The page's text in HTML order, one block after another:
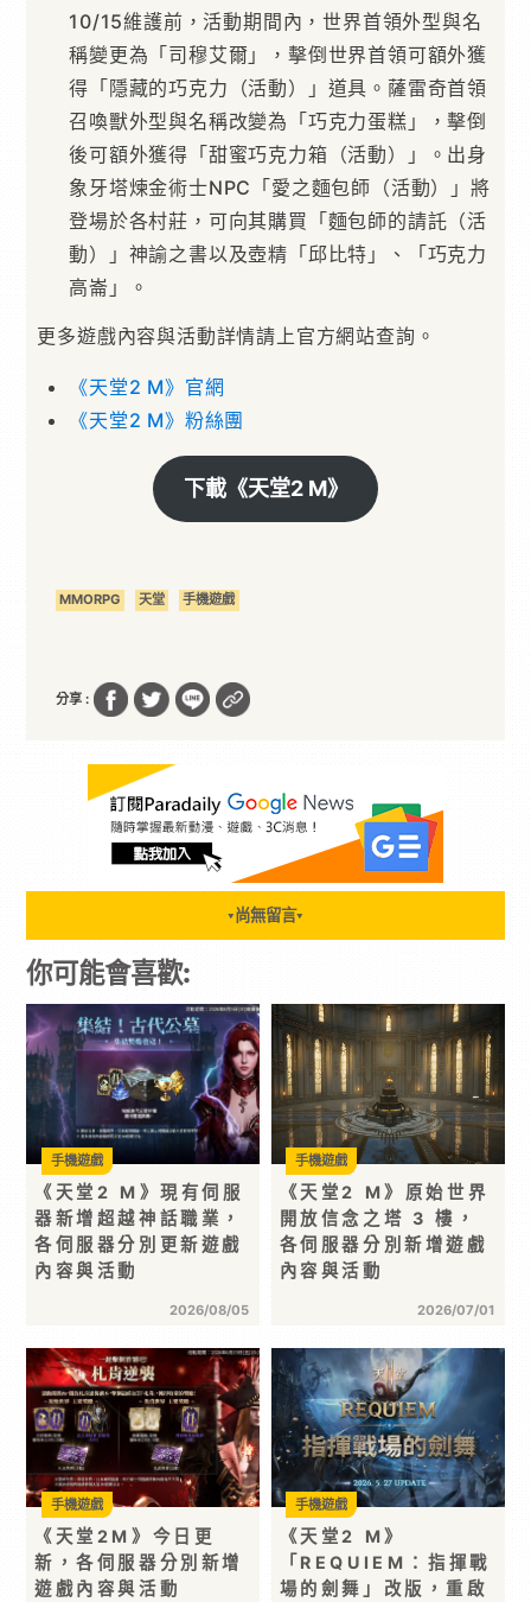
10/15維護前，活動期間內，世界首領外型與名
稱變更為「司穆艾爾」，擊倒世界首領可額外獲
得「隱藏的巧克力（活動）」道具。薩雷奇首領
召喚獸外型與名稱改變為「巧克力蛋糕」，擊倒
後可額外獲得「甜蜜巧克力箱（活動）」。出身
象牙塔煉金術士NPC「愛之麵包師（活動）」將
登場於各村莊，可向其購買「麵包師的請託（活
動）」神諭之書以及壺精「邱比特」、「巧克力
高崙」。
更多遊戲內容與活動詳情請上官方網站查詢。
《天堂2 M》官網
《天堂2 M》粉絲團
下載《天堂2 M》
MMORPG 天堂 手機遊戲
分享 :
▼ 尚無留言▼
你可能會喜歡:
《天堂2 M》現有伺服
器新增超越神話職業，
各伺服器分別更新遊戲
內容與活動
2026/08/05
手機遊戲
《天堂2 M》原始世界
開放信念之塔 3 樓，
各伺服器分別新增遊戲
內容與活動
2026/07/01
手機遊戲
《天堂2M》今日更
新，各伺服器分別新增
遊戲內容與活動
手機遊戲
《天堂2 M》
「REQUIEM：指揮戰
場的劍舞」改版，重啟
手機遊戲